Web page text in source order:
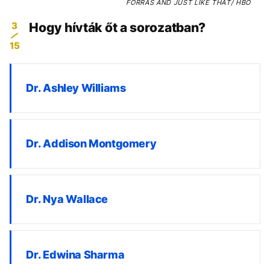
FORRÁSAND JUST LIKE THAT/ HBO
3
15
Hogy hívták őt a sorozatban?
Dr. Ashley Williams
Dr. Addison Montgomery
Dr. Nya Wallace
Dr. Edwina Sharma